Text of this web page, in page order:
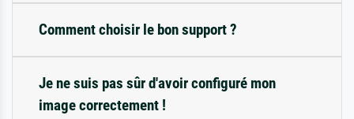
Comment choisir le bon support ?
Je ne suis pas sûr d'avoir configuré mon
image correctement !